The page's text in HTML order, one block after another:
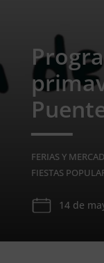
FERIAS Y
FIESTAS
14 de